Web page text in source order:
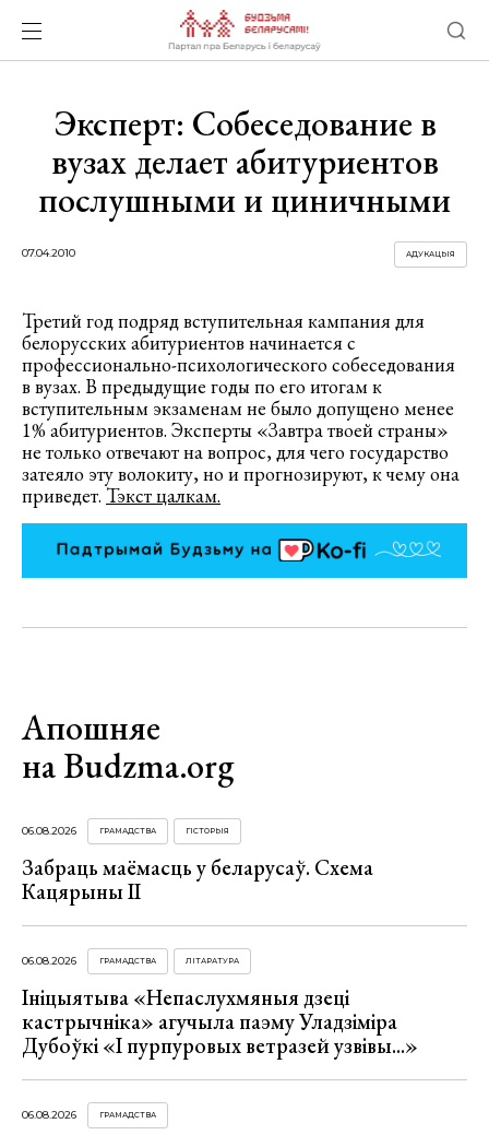
Эксперт: Собеседование в
вузах делает абитуриентов
послушными и циничными
07.04.2010 АДУКАЦЫЯ
Третий год подряд вступительная кампания для
белорусских абитуриентов начинается с
профессионально-психологического собеседования
в вузах. В предыдущие годы по его итогам к
вступительным экзаменам не было допущено менее
1% абитуриентов. Эксперты «Завтра твоей страны»
не только отвечают на вопрос, для чего государство
затеяло эту волокиту, но и прогнозируют, к чему она
приведет. Тэкст цалкам.
Апошняе
на Budzma.org
06.08.2026 ГРАМАДСТВА ГІСТОРЫЯ
Забраць маёмасць у беларусаў. Схема
Кацярыны ІІ
06.08.2026 ГРАМАДСТВА ЛІТАРАТУРА
Ініцыятыва «Непаслухмяныя дзеці
кастрычніка» агучыла паэму Уладзіміра
Дубоўкі «І пурпуровых ветразей узвівы...»
06.08.2026 ГРАМАДСТВА